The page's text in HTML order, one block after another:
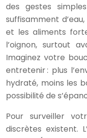
des gestes
suffisamment
et les aliments
l’oignon, surtout
Imaginez votre
entretenir : plus
hydraté, moins les
possibilité de
Pour surveiller
discrètes existent.